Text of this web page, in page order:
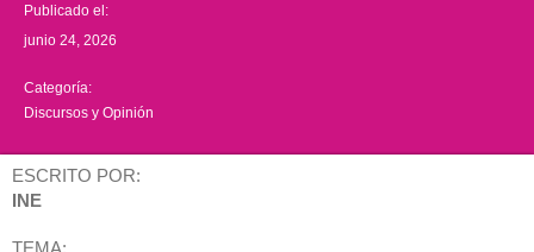
Publicado el:
junio 24, 2026
Categoría:
Discursos y Opinión
ESCRITO POR:
INE
TEMA: